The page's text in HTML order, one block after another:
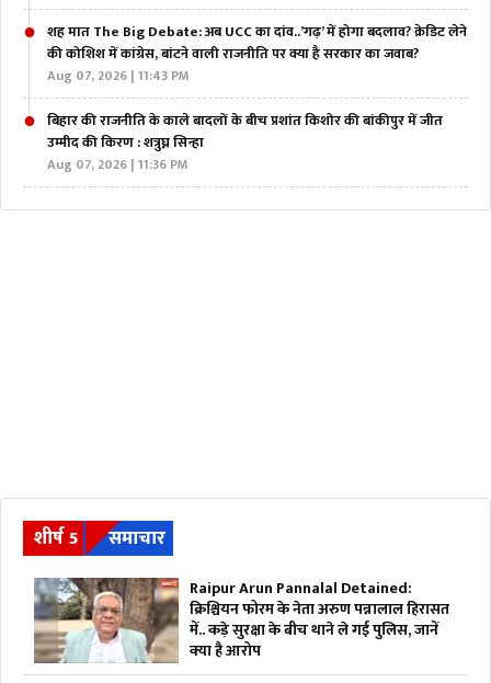
शह मात The Big Debate: अब UCC का दांव..’गढ़’ में होगा बदलाव? क्रेडिट लेने
की कोशिश में कांग्रेस, बांटने वाली राजनीति पर क्या है सरकार का जवाब?
Aug 07, 2026 | 11:43 PM
बिहार की राजनीति के काले बादलों के बीच प्रशांत किशोर की बांकीपुर में जीत
उम्मीद की किरण : शत्रुघ्न सिन्हा
Aug 07, 2026 | 11:36 PM
शीर्ष 5 समाचार
Raipur Arun Pannalal Detained:
क्रिश्चियन फोरम के नेता अरुण पन्नालाल हिरासत
में.. कड़े सुरक्षा के बीच थाने ले गई पुलिस, जानें
क्या है आरोप